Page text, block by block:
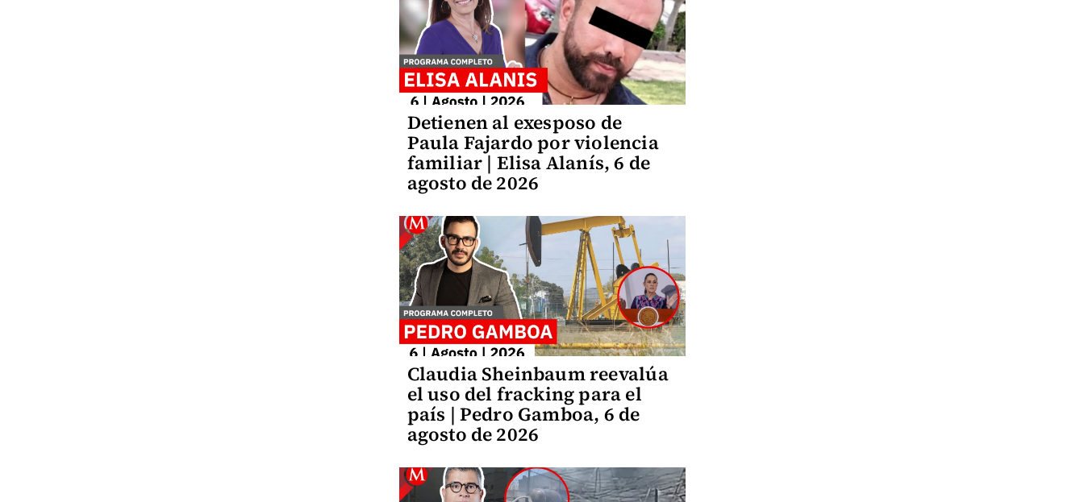
Detienen al exesposo de
Paula Fajardo por violencia
familiar | Elisa Alanís, 6 de
agosto de 2026
Claudia Sheinbaum reevalúa
el uso del fracking para el
país | Pedro Gamboa, 6 de
agosto de 2026